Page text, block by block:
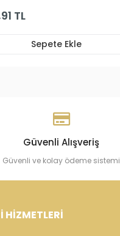
TL
Sepete Ekle
Güvenli Alışveriş
Güvenli ve kolay ödeme sistemi
HİZMETLERİ